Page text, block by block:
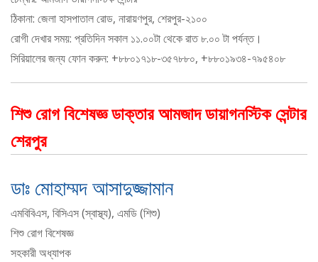
ঠিকানা: জেলা হাসপাতাল রোড, নারায়ণপুর, শেরপুর-২১০০
রোগী দেখার সময়: প্রতিদিন সকাল ১১.০০টা থেকে রাত ৮.০০ টা পর্যন্ত।
সিরিয়ালের জন্য ফোন করুন: +৮৮০১৭১৮-৩৫৭৮৮০, +৮৮০১৯৩৪-৭৯৫৪০৮
শিশু রোগ বিশেষজ্ঞ ডাক্তার আমজাদ ডায়াগনস্টিক সেন্টার
শেরপুর
ডাঃ মোহাম্মদ আসাদুজ্জামান
এমবিবিএস, বিসিএস (স্বাস্থ্য), এমডি (শিশু)
শিশু রোগ বিশেষজ্ঞ
সহকারী অধ্যাপক